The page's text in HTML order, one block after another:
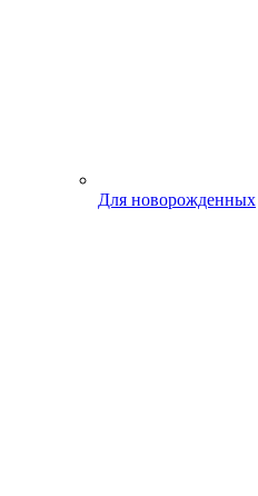
Для новорожденных